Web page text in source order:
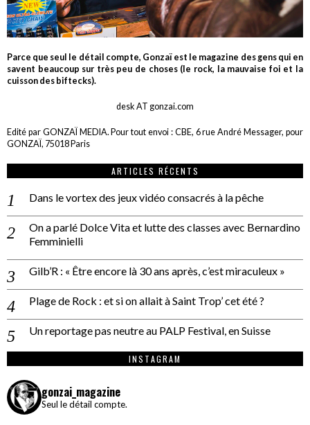
Parce que seul le détail compte, Gonzaï est le magazine des gens qui en
savent beaucoup sur très peu de choses (le rock, la mauvaise foi et la
cuisson des biftecks).
desk AT gonzai.com
Edité par GONZAÏ MEDIA. Pour tout envoi : CBE, 6 rue André Messager, pour
GONZAÏ, 75018 Paris
ARTICLES RÉCENTS
Dans le vortex des jeux vidéo consacrés à la pêche
On a parlé Dolce Vita et lutte des classes avec Bernardino
Femminielli
Gilb’R : « Être encore là 30 ans après, c’est miraculeux »
Plage de Rock : et si on allait à Saint Trop’ cet été ?
Un reportage pas neutre au PALP Festival, en Suisse
INSTAGRAM
gonzai_magazine
Seul le détail compte.